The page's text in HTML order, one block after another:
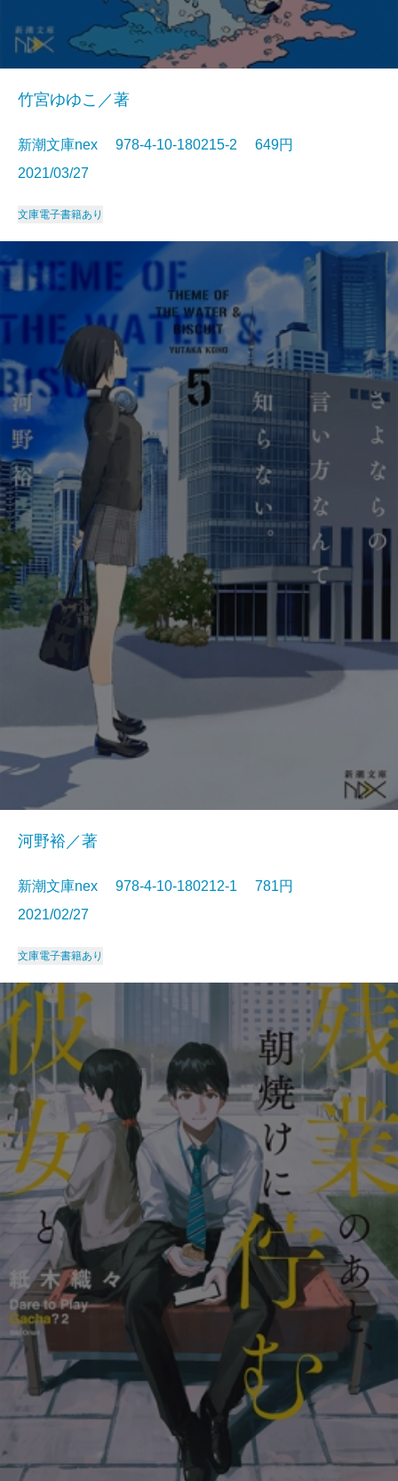
竹宮ゆゆこ／著
新潮文庫nex 978-4-10-180215-2 649円
2021/03/27
文庫電子書籍あり
河野裕／著
新潮文庫nex 978-4-10-180212-1 781円
2021/02/27
文庫電子書籍あり